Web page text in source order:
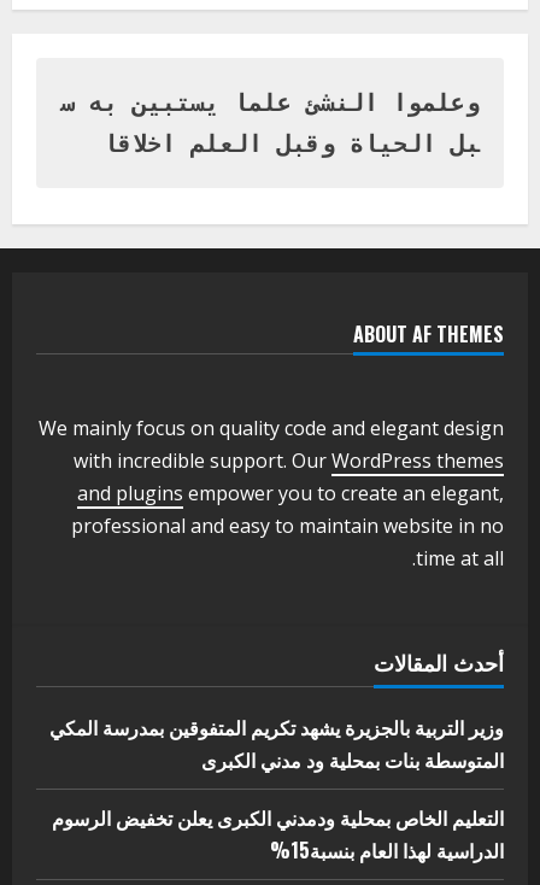
بنات بمحلية ود مدني الكبرى
أغسطس 3, 2026
يعلن تخفيض الرسوم الدراسية لهذا العام
بنسبة15%
3
وزير التربية والتعليم بالولاية يدشن ورشة
أغسطس 3, 2026
اخر الاخبار الاخبار
مدير إدارة الجودة و التطوير الإداري
بوزارة التربية تشارك الملتقي التنسيقي
5
البيئة بالمحلية
يوليو 29, 2026
وعلموا النشئ علما يستبين به س
بل الحياة وقبل العلم اخلاقا
ABOUT AF THEMES
We mainly focus on quality code and elegant design
with incredible support. OurWordPress themes
and plugins empower you to create an elegant,
professional and easy to maintain website in no
time at all.
أحدث المقالات
وزير التربية بالجزيرة يشهد تكريم المتفوقين بمدرسة المكي
المتوسطة بنات بمحلية ود مدني الكبرى
التعليم الخاص بمحلية ودمدني الكبرى يعلن تخفيض الرسوم
الدراسية لهذا العام بنسبة15%